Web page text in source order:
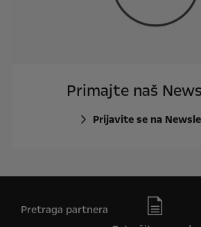
Primajte naš
Prijavite se na
Pretraga partnera